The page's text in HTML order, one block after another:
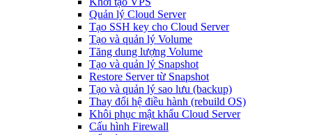
Quản lý Cloud Server
Tạo SSH key cho Cloud Server
Tạo và quản lý Volume
Tăng dung lượng Volume
Tạo và quản lý Snapshot
Restore Server từ Snapshot
Tạo và quản lý sao lưu (backup)
Thay đổi hệ điều hành (rebuild OS)
Khôi phục mật khẩu Cloud Server
Cấu hình Firewall